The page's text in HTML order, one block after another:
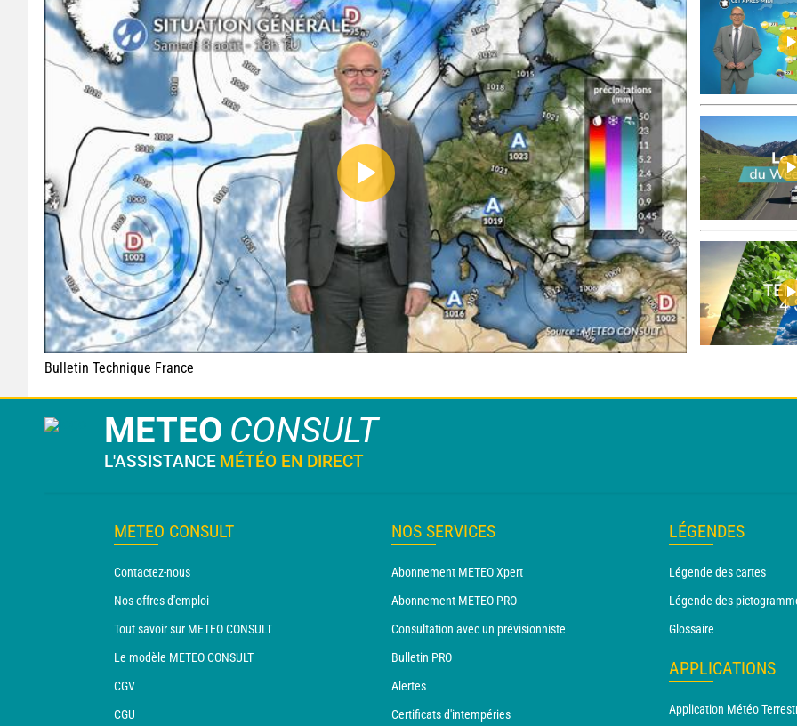
Bulletin Technique France
METEO CONSULT
L'ASSISTANCE MÉTÉO EN DIRECT
METEO CONSULT
Contactez-nous
Nos offres d'emploi
Tout savoir sur METEO CONSULT
Le modèle METEO CONSULT
CGV
CGU
NOS SERVICES
Abonnement METEO Xpert
Abonnement METEO PRO
Consultation avec un prévisionniste
Bulletin PRO
Alertes
Certificats d'intempéries
LÉGENDES
Légende des cartes
Légende des
Glossaire
APPLICATIONS
Application Météo